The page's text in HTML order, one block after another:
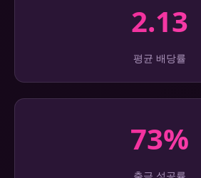
2.13
평균 배당률
73%